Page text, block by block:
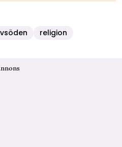
religion